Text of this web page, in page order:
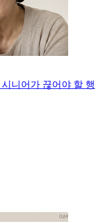
니어가 끊어야 할 행